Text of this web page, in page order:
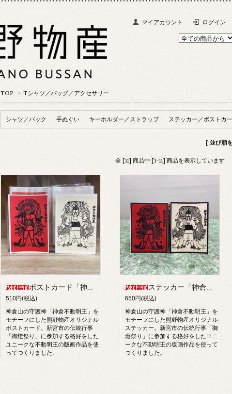
マイアカウント ログイン
TOP > Tシャツ／バッグ／アクセサリー
シャツ／バック 手ぬぐい キーホルダー／ストラップ ステッカー／ポストカ
[ 並び順
全 [11] 商品中 [1-11] 商品を表示しています
ポストカード「神倉不動明王」
510円(税込)
神倉山の守護神「神倉不動明王」を
モチーフにした熊野物産オリジナル
ポストカード。新宮市の伝統行事
「御燈祭り」に参加する格好をした
ユニークな不動明王の版画作品を使
ってつくりました。
ステッカー「神倉不動明王」
650円(税込)
神倉山の守護神「神倉不動明王」を
モチーフにした熊野物産オリジナル
ステッカー。新宮市の伝統行事「御
燈祭り」に参加する格好をしたユニ
ークな不動明王の版画作品を使って
つくりました。